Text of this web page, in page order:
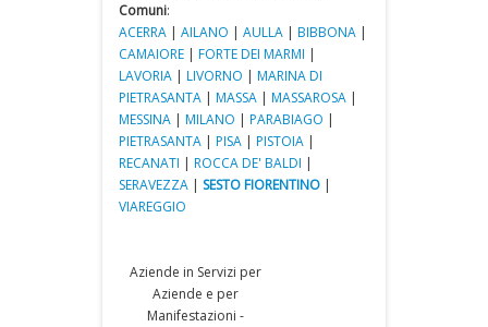
Comuni:
ACERRA | AILANO | AULLA | BIBBONA |
CAMAIORE | FORTE DEI MARMI |
LAVORIA | LIVORNO | MARINA DI
PIETRASANTA | MASSA | MASSAROSA |
MESSINA | MILANO | PARABIAGO |
PIETRASANTA | PISA | PISTOIA |
RECANATI | ROCCA DE' BALDI |
SERAVEZZA | SESTO FIORENTINO |
VIAREGGIO
Aziende in Servizi per
Aziende e per
Manifestazioni -